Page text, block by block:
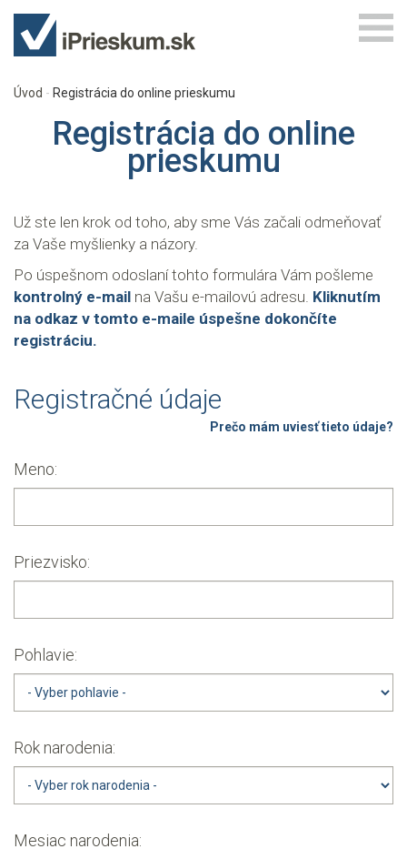
Úvod Registrácia do online prieskumu
Registrácia do online
prieskumu
Už ste len krok od toho, aby sme Vás začali odmeňovať
za Vaše myšlienky a názory.
Po úspešnom odoslaní tohto formulára Vám pošleme
kontrolný e-mail na Vašu e-mailovú adresu. Kliknutím
na odkaz v tomto e-maile úspešne dokončíte
registráciu.
Registračné údaje
Prečo mám uviesť tieto údaje?
Meno:
Priezvisko:
Pohlavie:
Rok narodenia:
Mesiac narodenia: